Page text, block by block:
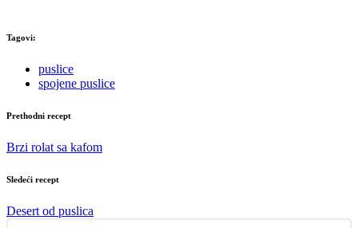
Tagovi:
puslice
spojene puslice
Prethodni recept
Brzi rolat sa kafom
Sledeći recept
Desert od puslica